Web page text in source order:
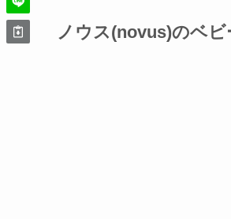
ノウス(novus)のベ